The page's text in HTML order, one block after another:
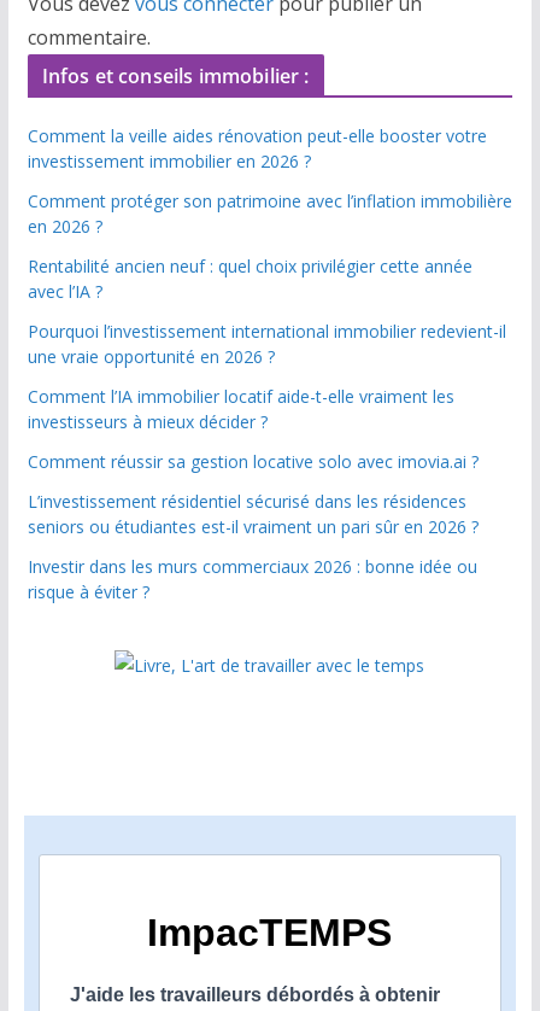
commentaire.
Infos et conseils immobilier :
Comment la veille aides rénovation peut-elle booster votre
investissement immobilier en 2026 ?
Comment protéger son patrimoine avec l’inflation immobilière
en 2026 ?
Rentabilité ancien neuf : quel choix privilégier cette année
avec l’IA ?
Pourquoi l’investissement international immobilier redevient-il
une vraie opportunité en 2026 ?
Comment l’IA immobilier locatif aide-t-elle vraiment les
investisseurs à mieux décider ?
Comment réussir sa gestion locative solo avec imovia.ai ?
L’investissement résidentiel sécurisé dans les résidences
seniors ou étudiantes est-il vraiment un pari sûr en 2026 ?
Investir dans les murs commerciaux 2026 : bonne idée ou
risque à éviter ?
ImpacTEMPS
J'aide les travailleurs débordés à obtenir